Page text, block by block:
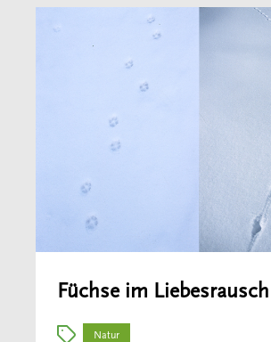
Füchse im Liebesrausch
Natur